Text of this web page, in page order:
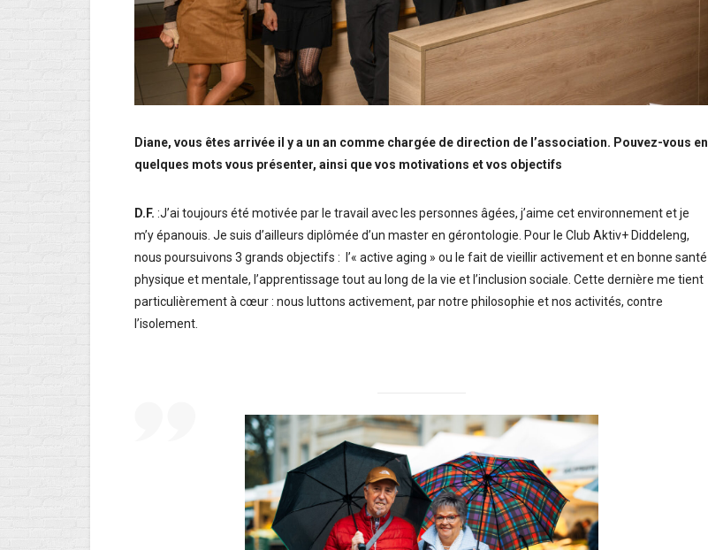
Diane, vous êtes arrivée il y a un an comme chargée de direction de l’association. Pouvez-vous en
quelques mots vous présenter, ainsi que vos motivations et vos objectifs
D.F. :J’ai toujours été motivée par le travail avec les personnes âgées, j’aime cet environnement et je
m’y épanouis. Je suis d’ailleurs diplômée d’un master en gérontologie. Pour le Club Aktiv+ Diddeleng,
nous poursuivons 3 grands objectifs : l’« active aging » ou le fait de vieillir activement et en bonne santé
physique et mentale, l’apprentissage tout au long de la vie et l’inclusion sociale. Cette dernière me tient
particulièrement à cœur : nous luttons activement, par notre philosophie et nos activités, contre
l’isolement.